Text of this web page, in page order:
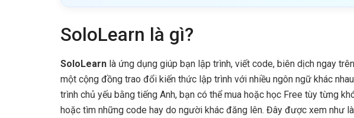
SoloLearn là gì?
SoloLearn là ứng dụng giúp bạn lập trình, viết code, biên dịch ngay
một cộng đồng trao đổi kiến thức lập trình với nhiều ngôn ngữ khác
trình chủ yếu bằng tiếng Anh, bạn có thể mua hoặc học Free tùy từng
hoặc tìm những code hay do người khác đăng lên. Đây được xem như